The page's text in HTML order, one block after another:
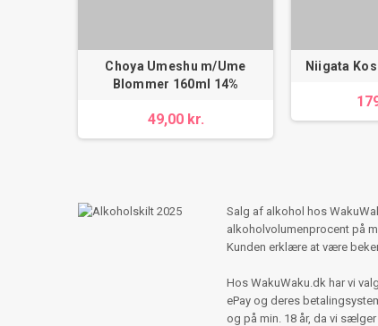
Choya Umeshu m/Ume
Blommer 160ml 14%
49,00 kr.
Niigata
Salg af alkohol hos
alkoholvolumenprocent på
Kunden erklære at være
Hos WakuWaku.dk har vi
ePay og deres
og på min. 18 år, da vi